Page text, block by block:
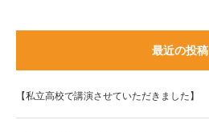
最近の投稿
【私立高校で講演させていただきました】